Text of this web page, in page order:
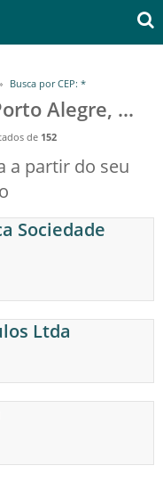
Busca por CEP: *
Busca por CEP: * em Porto Alegre, RS
de 152
a partir do seu
Sociedade
Ltda